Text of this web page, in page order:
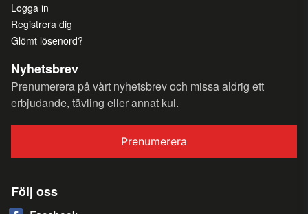
Logga in
Registrera dig
Glömt lösenord?
Nyhetsbrev
Prenumerera på vårt nyhetsbrev och missa aldrig ett
erbjudande, tävling eller annat kul.
Prenumerera
Följ oss